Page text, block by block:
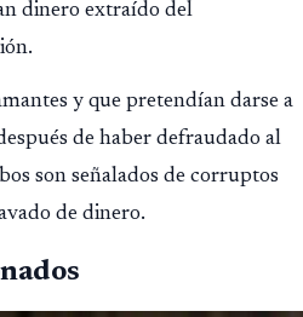
dinero extraído del
y que pretendían darse a
de haber defraudado al
son señalados de corruptos
de dinero.